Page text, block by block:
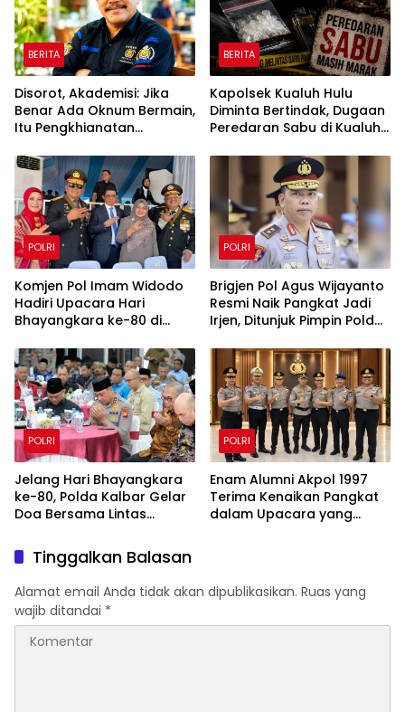
BERITA
Disorot, Akademisi: Jika
Benar Ada Oknum Bermain,
Itu Pengkhianatan
BERITA
Kapolsek Kualuh Hulu
Diminta Bertindak, Dugaan
Peredaran Sabu di Kualuh
Sorotan Warga
POLRI
Komjen Pol Imam Widodo
Hadiri Upacara Hari
Bhayangkara ke-80 di
POLRI
Brigjen Pol Agus Wijayanto
Resmi Naik Pangkat Jadi
Irjen, Ditunjuk Pimpin Polda
POLRI
Jelang Hari Bhayangkara
ke-80, Polda Kalbar Gelar
Doa Bersama Lintas
Pengabdian
POLRI
Enam Alumni Akpol 1997
Terima Kenaikan Pangkat
dalam Upacara yang
Tinggalkan Balasan
Alamat email Anda tidak akan dipublikasikan. Ruas yang
wajib ditandai *